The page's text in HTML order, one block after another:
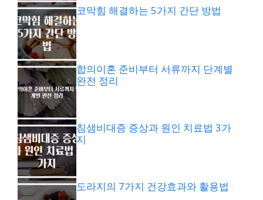
코막힘 해결하는 5가지 간단 방법
합의이혼 준비부터 서류까지 단계별
완전 정리
침샘비대증 증상과 원인 치료법 3가
지
도라지의 7가지 건강효과와 활용법